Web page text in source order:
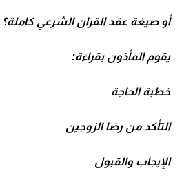
أو صيغة عقد القران الشرعي كاملة؟
يقوم المأذون بقراءة:
خطبة الحاجة
التأكد من رضا الزوجين
الإيجاب والقبول